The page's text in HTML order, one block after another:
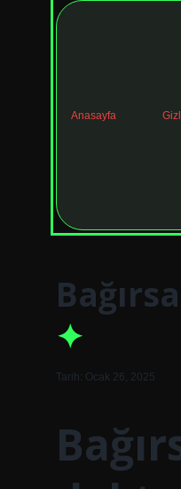
Anasayfa
Tarih: Ocak 26, 2025